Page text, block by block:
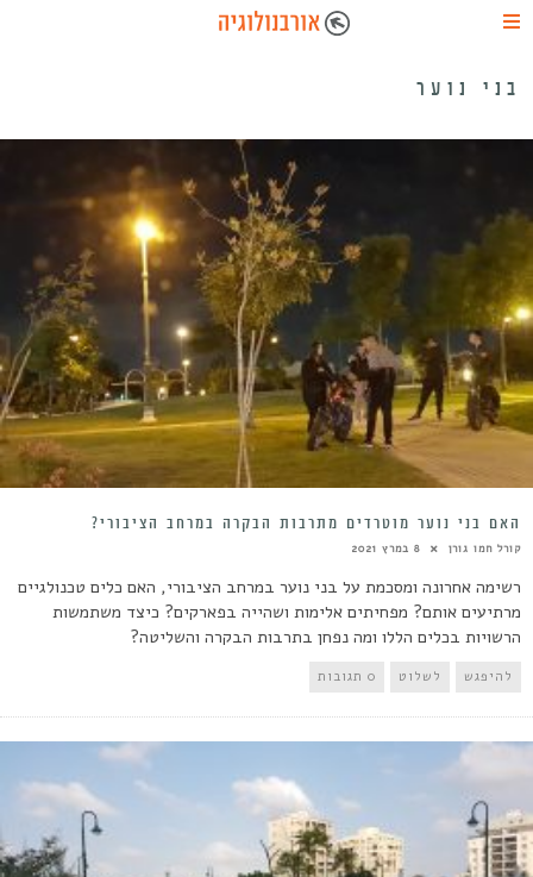
בני נוער
האם בני נוער מוטרדים מתרבות הבקרה במרחב הציבורי?
קורל חמו גורן 8 במרץ 2021
רשימה אחרונה ומסכמת על בני נוער במרחב הציבורי, האם כלים טכנולגיים
מרתיעים אותם? מפחיתים אלימות ושהייה בפארקים? כיצד משתמשות
הרשויות בכלים הללו ומה נפחן בתרבות הבקרה והשליטה?
להיפגש לשלוט 0 תגובות